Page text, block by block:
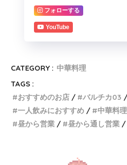
フォローする
YouTube
CATEGORY : 中華料理
TAGS :
おすすめのお店
バルチカ03
一人飲みにおすすめ
中華料理
昼から営業
昼から通し営業